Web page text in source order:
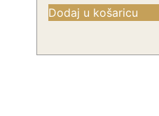
Dodaj u košaricu